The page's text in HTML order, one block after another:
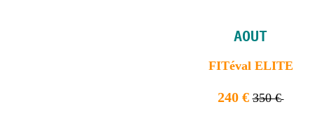
AOUT
FITéval ELITE
240 €350 €